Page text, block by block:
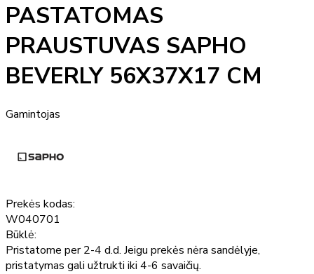
PASTATOMAS
PRAUSTUVAS SAPHO
BEVERLY 56X37X17 CM
Gamintojas
Prekės kodas:
W040701
Būklė:
Pristatome per 2-4 d.d. Jeigu prekės nėra sandėlyje,
pristatymas gali užtrukti iki 4-6 savaičių.